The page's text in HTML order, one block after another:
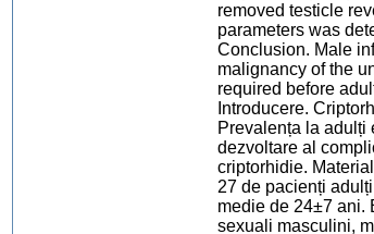
removed testicle
parameters was
Conclusion. Male
malignancy of the
required before
Introducere.
Prevalența la adulți
dezvoltare al
criptorhidie.
27 de pacienți
medie de 24±7 ani.
sexuali masculini,